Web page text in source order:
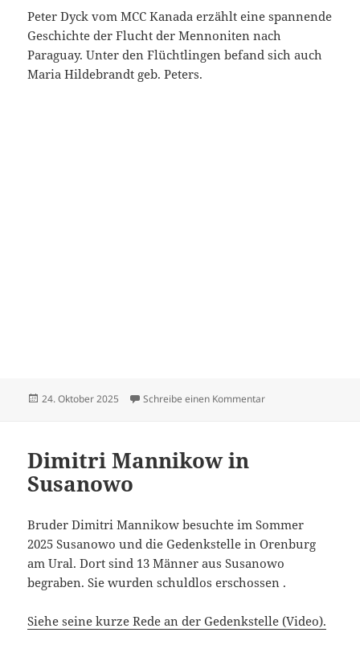
Peter Dyck vom MCC Kanada erzählt eine spannende
Geschichte der Flucht der Mennoniten nach
Paraguay. Unter den Flüchtlingen befand sich auch
Maria Hildebrandt geb. Peters.
Veröffentlicht
24. Oktober 2025 Schreibe einen Kommentarzu Hildebrandt
Dimitri Mannikow in
Susanowo
Bruder Dimitri Mannikow besuchte im Sommer
2025 Susanowo und die Gedenkstelle in Orenburg
am Ural. Dort sind 13 Männer aus Susanowo
begraben. Sie wurden schuldlos erschossen .
Siehe seine kurze Rede an der Gedenkstelle (Video).